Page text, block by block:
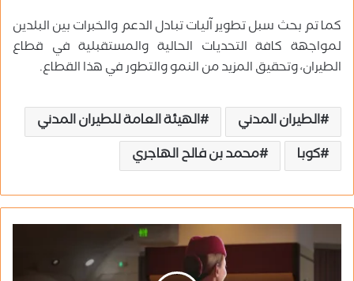
كما تم بحث سبل تطوير آليات تبادل الدعم والخبرات بين البلدين
لمواجهة كافة التحديات الحالية والمستقبلية في قطاع
الطيران، وتحقيق المزيد من النمو والتطور في هذا القطاع.
الطيران المدني
الهيئة العامة للطيران المدني
كوبا
محمد بن فالح الهاجري